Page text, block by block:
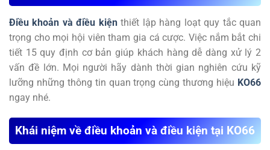
Điều khoản và điều kiệnthiết lập hàng loạt quy tắc quan
trọng cho mọi hội viên tham gia cá cược. Việc nắm bắt chi
tiết 15 quy định cơ bản giúp khách hàng dễ dàng xử lý 2
vấn đề lớn. Mọi người hãy dành thời gian nghiên cứu kỹ
lưỡng những thông tin quan trọng cùng thương hiệu KO66
ngay nhé.
Khái niệm về điều khoản và điều kiện tại KO66